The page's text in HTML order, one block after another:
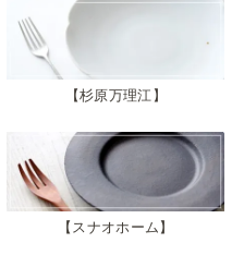
杉原万理江
スナオホーム